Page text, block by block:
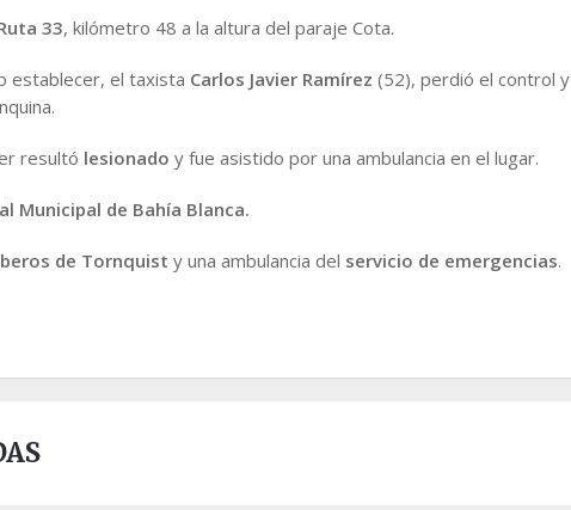
33, kilómetro 48 a la altura del paraje Cota.
establecer, el taxista Carlos Javier Ramírez (52), perdió el control y
resultó lesionado y fue asistido por una ambulancia en el lugar.
Municipal de Bahía Blanca.
de Tornquist y una ambulancia del servicio de emergencias.